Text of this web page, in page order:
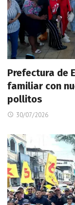
Prefectura de
familiar con
pollitos
30/07/2026